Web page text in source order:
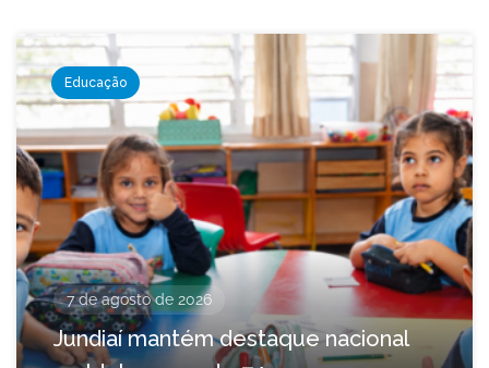
Educação
7 de agosto de 2026
Jundiaí mantém destaque nacional